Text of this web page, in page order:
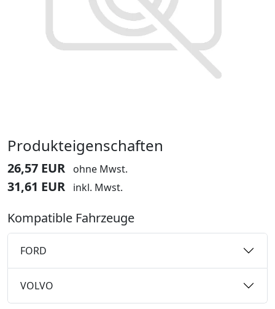
Produkteigenschaften
26,57 EUR ohne Mwst.
31,61 EUR inkl. Mwst.
Kompatible Fahrzeuge
FORD
VOLVO